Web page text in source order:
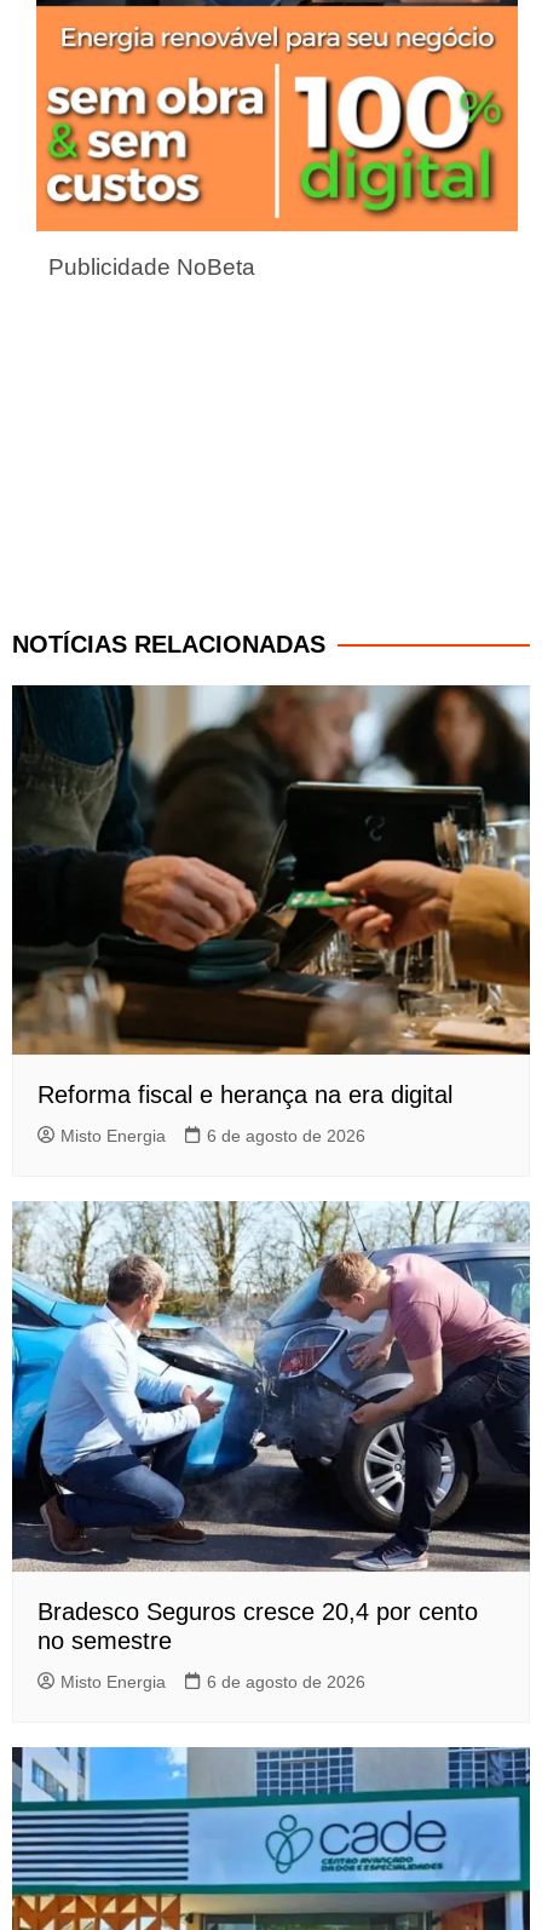
Publicidade NoBeta
NOTÍCIAS RELACIONADAS
Reforma fiscal e herança na era digital
Misto Energia 6 de agosto de 2026
Bradesco Seguros cresce 20,4 por cento
no semestre
Misto Energia 6 de agosto de 2026